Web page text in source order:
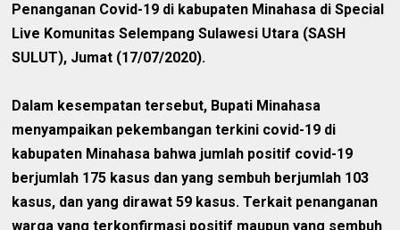
Penanganan Covid-19 di kabupaten Minahasa di Special
Live Komunitas Selempang Sulawesi Utara (SASH
SULUT), Jumat (17/07/2020).
Dalam kesempatan tersebut, Bupati Minahasa
menyampaikan pekembangan terkini covid-19 di
kabupaten Minahasa bahwa jumlah positif covid-19
berjumlah 175 kasus dan yang sembuh berjumlah 103
kasus, dan yang dirawat 59 kasus. Terkait penanganan
warga yang terkonfirmasi positif maupun yang sembuh